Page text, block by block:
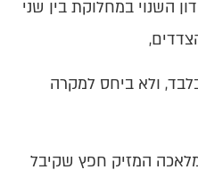
השנוי במחלוקת בין שני
ולא ביחס למקרה
המזיק חפץ שקיבל